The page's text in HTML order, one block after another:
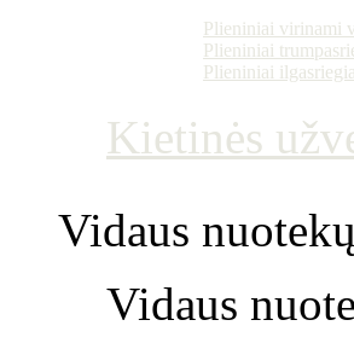
Plieniniai virinami
Plieniniai
Plieniniai
Kietinės
Vidaus
Vidaus